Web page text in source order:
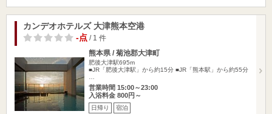
カンデオホテルズ 大津熊本空港
-点 / 1 件
熊本県 / 菊池郡大津町
肥後大津駅695m
■JR「肥後大津駅」から約15分 ■JR「熊本駅」から約55分
営業時間 15:00～23:00
入浴料金 800円～
日帰り 宿泊